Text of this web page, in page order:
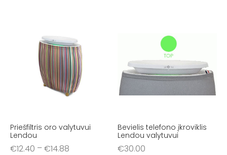
Priešfiltris oro valytuvui
Lendou
€12.40 –€14.88
Bevielis telefono įkroviklis
Lendou valytuvui
€30.00